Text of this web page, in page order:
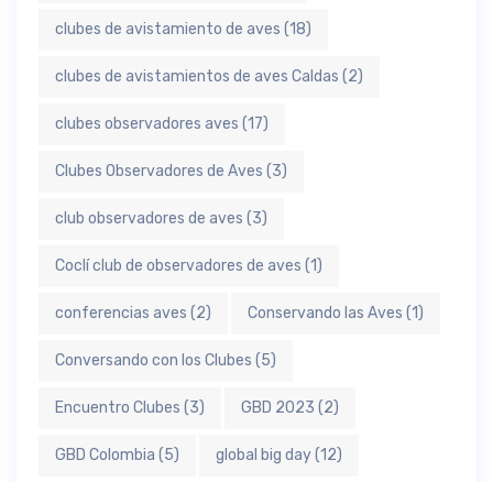
clubes de avistamiento de aves (18)
clubes de avistamientos de aves Caldas (2)
clubes observadores aves (17)
Clubes Observadores de Aves (3)
club observadores de aves (3)
Coclí club de observadores de aves (1)
conferencias aves (2) Conservando las Aves (1)
Conversando con los Clubes (5)
Encuentro Clubes (3) GBD 2023 (2)
GBD Colombia (5) global big day(12)